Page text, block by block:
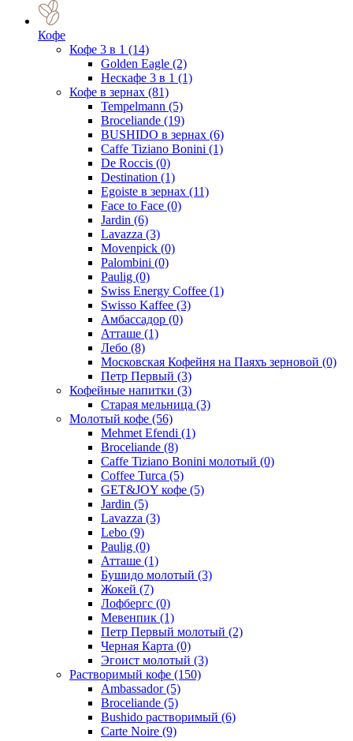
Кофе
Кофе 3 в 1 (14)
Golden Eagle (2)
Нескафе 3 в 1 (1)
Кофе в зернах (81)
Tempelmann (5)
Broceliande (19)
BUSHIDO в зернах (6)
Caffe Tiziano Bonini (1)
De Roccis (0)
Destination (1)
Egoiste в зернах (11)
Face to Face (0)
Jardin (6)
Lavazza (3)
Movenpick (0)
Palombini (0)
Paulig (0)
Swiss Energy Coffee (1)
Swisso Kaffee (3)
Амбассадор (0)
Атташе (1)
Лебо (8)
Московская Кофейня на Паяхъ зерновой (0)
Петр Первый (3)
Кофейные напитки (3)
Старая мельница (3)
Молотый кофе (56)
Mehmet Efendi (1)
Broceliande (8)
Caffe Tiziano Bonini молотый (0)
Coffee Turca (5)
GET&JOY кофе (5)
Jardin (5)
Lavazza (3)
Lebo (9)
Paulig (0)
Атташе (1)
Бушидо молотый (3)
Жокей (7)
Лофбергс (0)
Мевенпик (1)
Петр Первый молотый (2)
Черная Карта (0)
Эгоист молотый (3)
Растворимый кофе (150)
Ambassador(5)
Broceliande (5)
Bushido растворимый (6)
Carte Noire (9)